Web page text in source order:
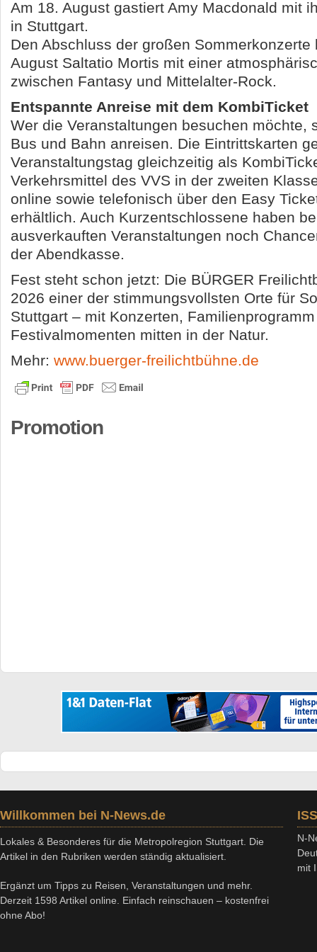
Am 18. August gastiert Amy Macdonald mit
in Stuttgart.
Den Abschluss der großen Sommerkonzerte
August Saltatio Mortis mit einer
zwischen Fantasy und Mittelalter-Rock.
Entspannte Anreise mit dem KombiTicket
Wer die Veranstaltungen besuchen möchte,
Bus und Bahn anreisen. Die Eintrittskarten
Veranstaltungstag gleichzeitig als
Verkehrsmittel des VVS in der zweiten
online sowie telefonisch über den Easy
erhältlich. Auch Kurzentschlossene haben
ausverkauften Veranstaltungen noch
der Abendkasse.
Fest steht schon jetzt: Die BÜRGER
2026 einer der stimmungsvollsten Orte für
Stuttgart – mit Konzerten,
Festivalmomenten mitten in der Natur.
Mehr: www.buerger-freilichtbühne.de
Promotion
Willkommen bei N-News.de
Lokales & Besonderes für die Metropolregion Stuttgart. Die
Artikel in den Rubriken werden ständig aktualisiert.
Ergänzt um Tipps zu Reisen, Veranstaltungen und mehr.
Derzeit 1598 Artikel online. Einfach reinschauen – kostenfrei
ohne Abo!
N-
mit